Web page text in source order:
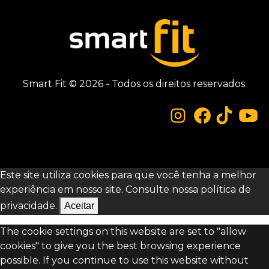
Smart Fit © 2026 - Todos os direitos reservados.
Este site utiliza cookies para que você tenha a melhor
experiência em nosso site. Consulte nossa política de
privacidade.
Aceitar
The cookie settings on this website are set to "allow
cookies" to give you the best browsing experience
possible. If you continue to use this website without